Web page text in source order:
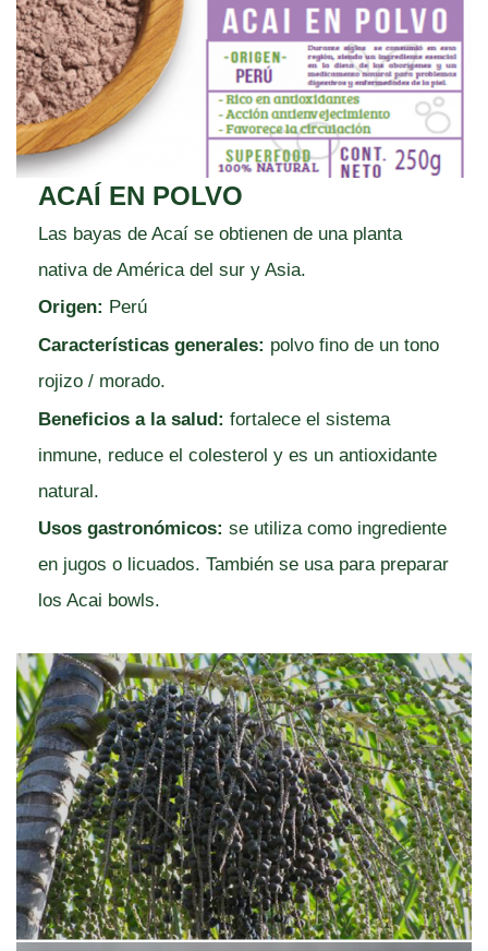
ACAÍ EN POLVO
Las bayas de Acaí se obtienen de una planta
nativa de América del sur y Asia.
Origen: Perú
Características generales: polvo fino de un tono
rojizo / morado.
Beneficios a la salud: fortalece el sistema
inmune, reduce el colesterol y es un antioxidante
natural.
Usos gastronómicos: se utiliza como ingrediente
en jugos o licuados. También se usa para preparar
los Acai bowls.